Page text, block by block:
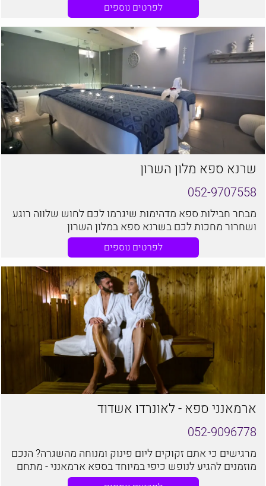
לפרטים נוספים
שרנא ספא מלון השרון
052-9707558
מבחר חבילות ספא מדהימות שיגרמו לכם לחוש שלווה רוגע
ושחרור מחכות לכם בשרנא ספא במלון השרון
לפרטים נוספים
ארמאנני ספא - לאונרדו אשדוד
052-9096778
מרגישים כי אתם זקוקים ליום פינוק ומנוחה מהשגרה? הנכם
מוזמנים להגיע לנופש כיפי במיוחד בספא ארמאנני - מתחם
ספא וכושר יוקרתי, חדשני ואיכותי. הספא ממוקם במלון